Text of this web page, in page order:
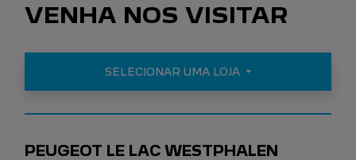
VENHA NOS VISITAR
SELECIONAR UMA LOJA
PEUGEOT LE LAC WESTPHALEN